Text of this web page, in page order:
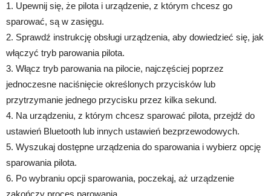
1. Upewnij się, że pilota i urządzenie, z którym chcesz go
sparować, są w zasięgu.
2. Sprawdź instrukcję obsługi urządzenia, aby dowiedzieć się, jak
włączyć tryb parowania pilota.
3. Włącz tryb parowania na pilocie, najczęściej poprzez
jednoczesne naciśnięcie określonych przycisków lub
przytrzymanie jednego przycisku przez kilka sekund.
4. Na urządzeniu, z którym chcesz sparować pilota, przejdź do
ustawień Bluetooth lub innych ustawień bezprzewodowych.
5. Wyszukaj dostępne urządzenia do sparowania i wybierz opcję
sparowania pilota.
6. Po wybraniu opcji sparowania, poczekaj, aż urządzenie
zakończy proces parowania.